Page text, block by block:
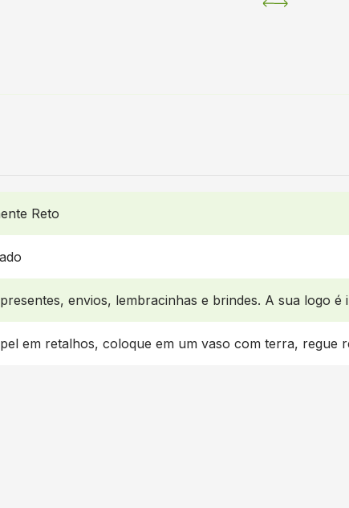
Reto
envios, lembracinhas e brindes. A sua logo
em retalhos, coloque em um vaso com terra, regue